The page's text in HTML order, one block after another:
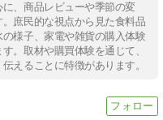
、商品レビューや季節の変
庶民的な視点から見た食料品
様子、家電や雑貨の購入体験
。取材や購買体験を通じて、
えることに特徴があります。